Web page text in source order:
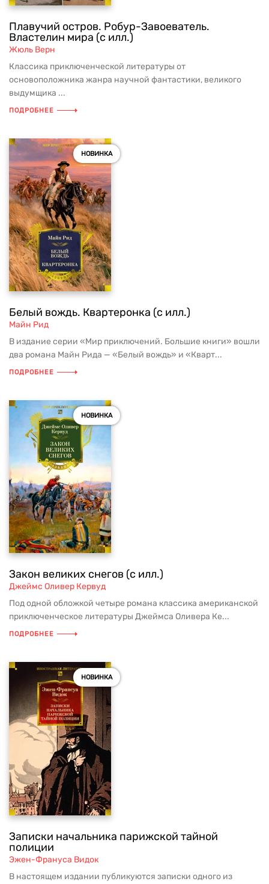
Плавучий остров. Робур-Завоеватель.
Властелин мира (с илл.)
Жюль Верн
Классика приключенческой литературы от
основоположника жанра научной фантастики, великого
выдумщика ...
ПОДРОБНЕЕ
НОВИНКА
Белый вождь. Квартеронка (с илл.)
Майн Рид
В издание серии «Мир приключений. Большие книги» вошли
два романа Майн Рида — «Белый вождь» и «Кварт...
ПОДРОБНЕЕ
НОВИНКА
Закон великих снегов (с илл.)
Джеймс Оливер Кервуд
Под одной обложкой четыре романа классика американской
приключенческое литературы Джеймса Оливера Ке...
ПОДРОБНЕЕ
НОВИНКА
Записки начальника парижской тайной
полиции
Эжен-Франуса Видок
В настоящем издании публикуются записки одного из